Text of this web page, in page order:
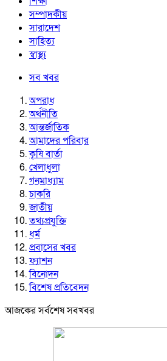
সম্পাদকীয়
সারাদেশ
সাহিত্য
স্বাস্থ্য
সব খবর
অপরাধ
অর্থনীতি
আন্তর্জাতিক
আমাদের পরিবার
কৃষি বার্তা
খেলাধুলা
গনমাধ্যাম
চাকরি
জাতীয়
তথ্যপ্রযুক্তি
ধর্ম
প্রবাসের খবর
ফ্যাশন
বিনোদন
বিশেষ প্রতিবেদন
আজকের সর্বশেষ সবখবর